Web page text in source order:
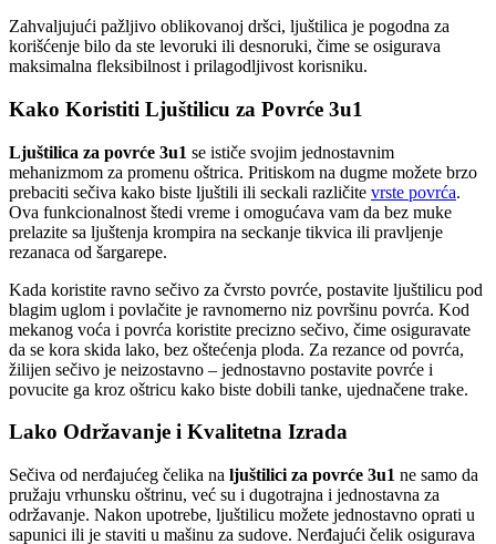
Zahvaljujući pažljivo oblikovanoj dršci, ljuštilica je pogodna za
korišćenje bilo da ste levoruki ili desnoruki, čime se osigurava
maksimalna fleksibilnost i prilagodljivost korisniku.
Kako Koristiti Ljuštilicu za Povrće 3u1
Ljuštilica za povrće 3u1 se ističe svojim jednostavnim
mehanizmom za promenu oštrica. Pritiskom na dugme možete brzo
prebaciti sečiva kako biste ljuštili ili seckali različite vrste povrća.
Ova funkcionalnost štedi vreme i omogućava vam da bez muke
prelazite sa ljuštenja krompira na seckanje tikvica ili pravljenje
rezanaca od šargarepe.
Kada koristite ravno sečivo za čvrsto povrće, postavite ljuštilicu pod
blagim uglom i povlačite je ravnomerno niz površinu povrća. Kod
mekanog voća i povrća koristite precizno sečivo, čime osiguravate
da se kora skida lako, bez oštećenja ploda. Za rezance od povrća,
žilijen sečivo je neizostavno – jednostavno postavite povrće i
povucite ga kroz oštricu kako biste dobili tanke, ujednačene trake.
Lako Održavanje i Kvalitetna Izrada
Sečiva od nerđajućeg čelika na ljuštilici za povrće 3u1 ne samo da
pružaju vrhunsku oštrinu, već su i dugotrajna i jednostavna za
održavanje. Nakon upotrebe, ljuštilicu možete jednostavno oprati u
sapunici ili je staviti u mašinu za sudove. Nerđajući čelik osigurava